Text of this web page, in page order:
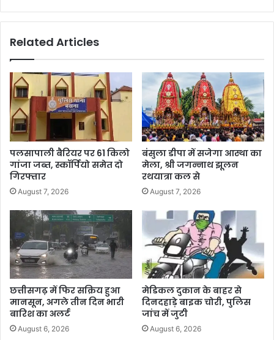
Related Articles
पलसापाली बैरियर पर 61 किलो
गांजा जब्त, स्कॉर्पियो समेत दो
गिरफ्तार
August 7, 2026
बंसुला डीपा में सजेगा आस्था का
मेला, श्री जगन्नाथ झूलन
रथयात्रा कल से
August 7, 2026
छत्तीसगढ़ में फिर सक्रिय हुआ
मानसून, अगले तीन दिन भारी
बारिश का अलर्ट
August 6, 2026
मेडिकल दुकान के बाहर से
दिनदहाड़े बाइक चोरी, पुलिस
जांच में जुटी
August 6, 2026